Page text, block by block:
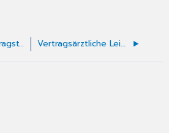
Verfügbare Eintragstypen Vertragsärztliche Leistungen in CGM Praxis erfassen